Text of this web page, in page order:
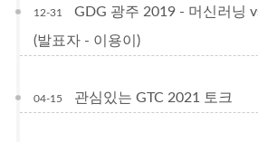
12-31
GDG 광주 2019 - 머신러닝
(발표자 - 이용이)
04-15 관심있는 GTC 2021 토크